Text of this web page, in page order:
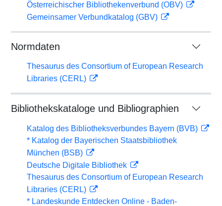
Österreichischer Bibliothekenverbund (OBV)
Gemeinsamer Verbundkatalog (GBV)
Normdaten
Thesaurus des Consortium of European Research
Libraries (CERL)
Bibliothekskataloge und Bibliographien
Katalog des Bibliotheksverbundes Bayern (BVB)
* Katalog der Bayerischen Staatsbibliothek
München (BSB)
Deutsche Digitale Bibliothek
Thesaurus des Consortium of European Research
Libraries (CERL)
* Landeskunde Entdecken Online - Baden-